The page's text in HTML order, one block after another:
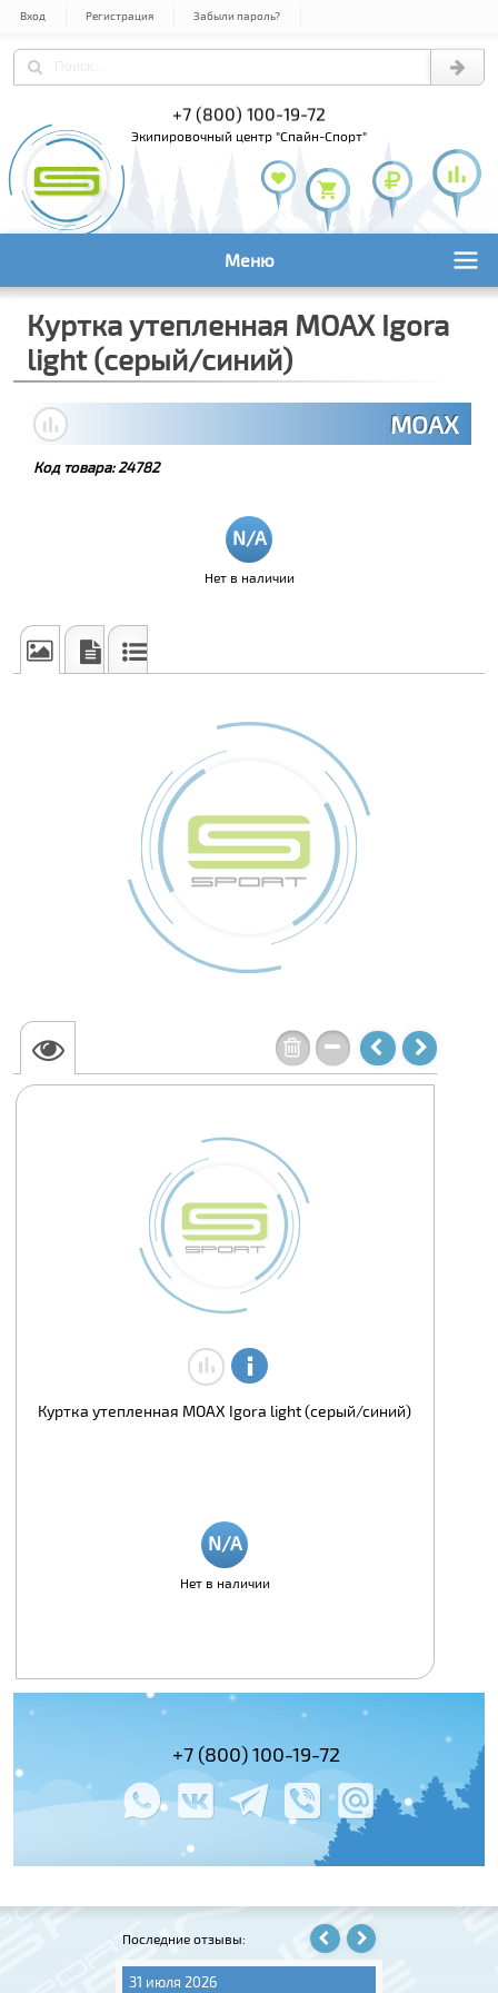
Вход Регистрация Забыли пароль?
+7 (800) 100-19-72
экипировочный центр "Спайн-Спорт"
Меню
Куртка утепленная MOAX Igora
light (серый/синий)
MOAX
Код товара:24782
Нет в наличии
Куртка утепленная MOAX Igora light (серый/синий)
Нет в наличии
+7 (495)
+7 (800) 100-19-72
Последние отзывы:
31 июля 2026